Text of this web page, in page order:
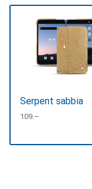
Serpent sabbia
CHF
109.–